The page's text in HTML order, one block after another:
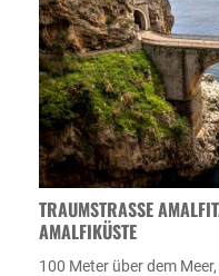
TRAUMSTRASSE
MALFIKÜSTE
100 Meter über dem